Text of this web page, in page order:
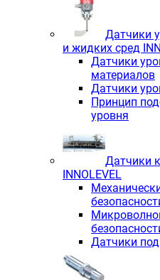
Датчики
и жидких сред
Датчики
материалов
Датчики
Принцип
уровня
Датчики
INNOLEVEL
Датчики